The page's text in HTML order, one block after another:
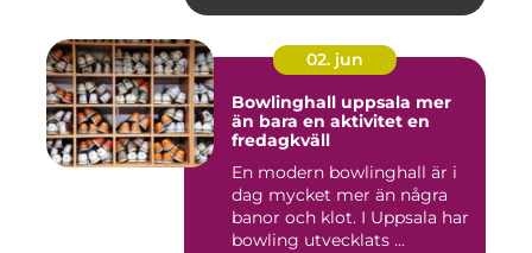
02. jun
Bowlinghall uppsala mer
än bara en aktivitet en
fredagkväll
En modern bowlinghall är i
dag mycket mer än några
banor och klot. I Uppsala har
bowling utvecklats ...